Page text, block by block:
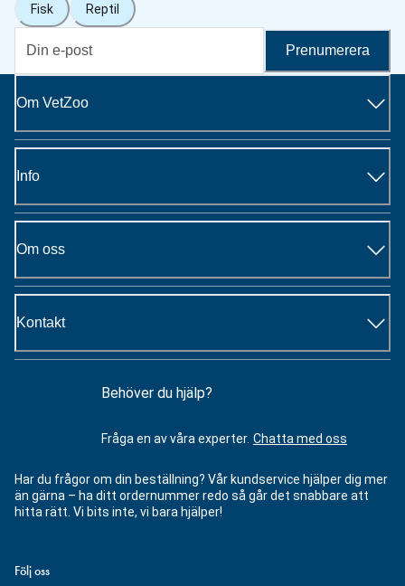
Fisk Reptil
Prenumerera
Om VetZoo
Info
Om oss
Kontakt
Behöver du hjälp?
Fråga en av våra experter. Chatta med oss
Har du frågor om din beställning? Vår kundservice hjälper dig mer
än gärna – ha ditt ordernummer redo så går det snabbare att
hitta rätt. Vi bits inte, vi bara hjälper!
Följ oss